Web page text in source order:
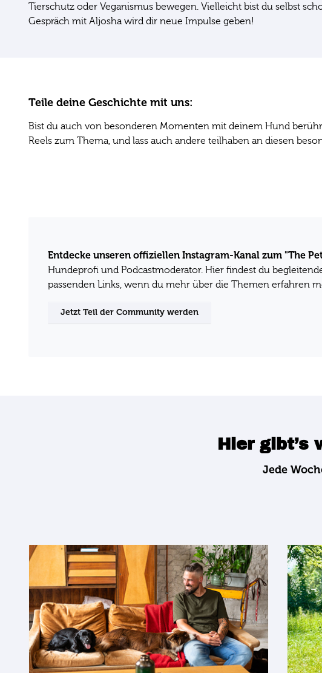
Tierschutz oder Veganismus bewegen. Vielleicht bist du selbst
Gespräch mit Aljosha wird dir neue Impulse geben!
Teile deine Geschichte mit uns:
Bist du auch von besonderen Momenten mit deinem Hund
Reels zum Thema, und lass auch andere teilhaben an diesen
Entdecke unseren offiziellen Instagram-Kanal zum "The
Hundeprofi und Podcastmoderator. Hier findest du
passenden Links, wenn du mehr über die Themen erfahren
Jetzt Teil der Community werden
Hier gibt’s
Jede